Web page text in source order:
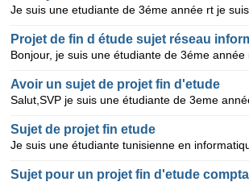
Projet de fin d étude sujet réseau
Avoir un sujet de projet fin d'etude
Sujet de projet fin etude
Sujet pour un projet fin d'etude